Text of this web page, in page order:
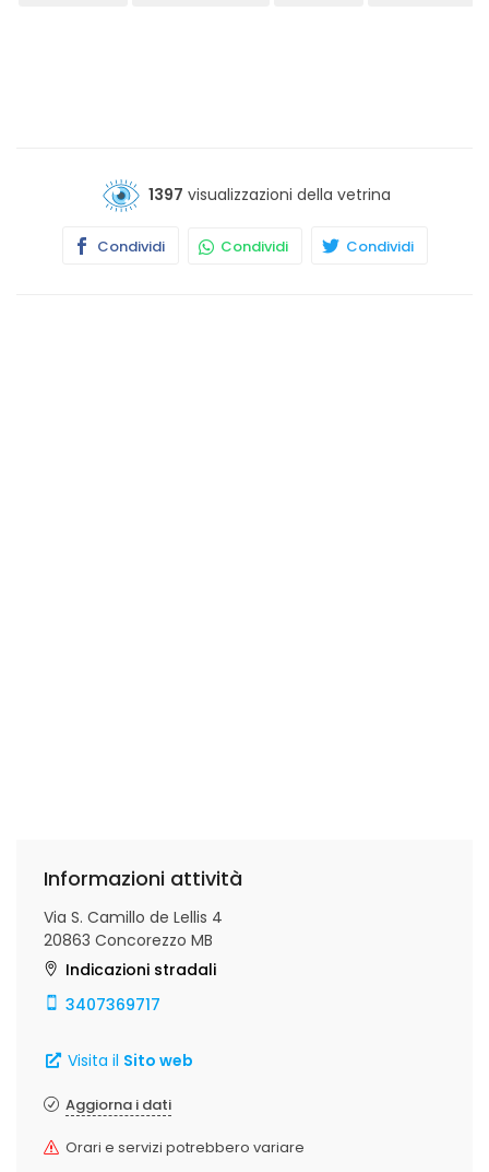
1397 visualizzazioni della vetrina
Condividi Condividi Condividi
Informazioni attività
Via S. Camillo de Lellis 4
20863 Concorezzo MB
Indicazioni stradali
3407369717
Visita il Sito web
Aggiorna i dati
Orari e servizi potrebbero variare